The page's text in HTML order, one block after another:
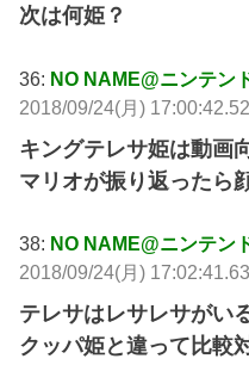
次は何姫？
36: NO NAME@ニンテン
2018/09/24(月)
キングテレサ姫は動画
マリオが振り返ったら
38: NO NAME@ニンテン
2018/09/24(月)
テレサはレサレサがい
クッパ姫と違って比較